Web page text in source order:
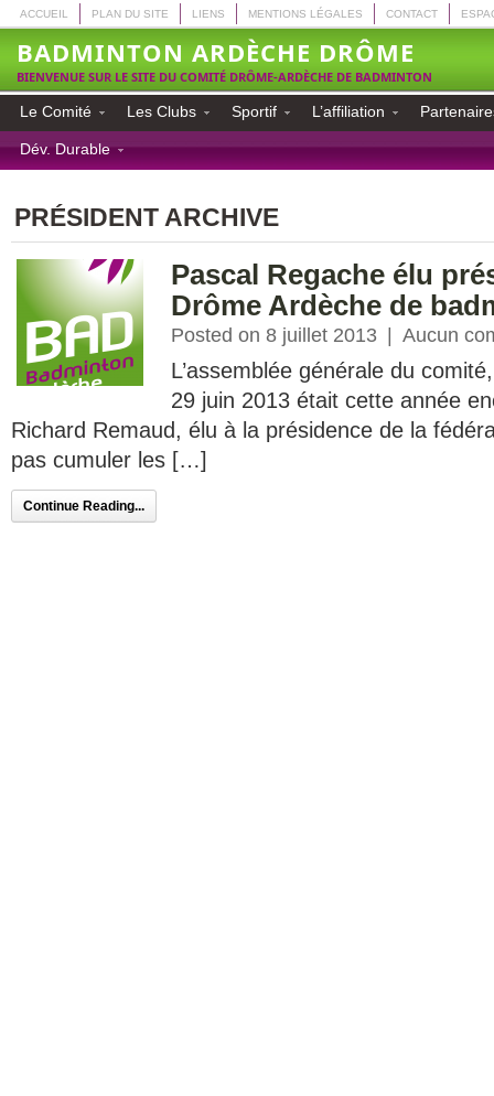
ACCUEIL PLAN DU SITE LIENS MENTIONS LÉGALES CONTACT
BADMINTON ARDÈCHE DRÔME
BIENVENUE SUR LE SITE DU COMITÉ DRÔME-ARDÈCHE DE BADMINTON
Le Comité Les Clubs Sportif L’affiliation
Dév. Durable
PRÉSIDENT ARCHIVE
Pascal Regache élu
Drôme Ardèche de
Posted on 8 juillet 2013 Aucun
L’assemblée générale du
29 juin 2013 était cette année
Richard Remaud, élu à la présidence de la
pas cumuler les […]
Continue Reading...